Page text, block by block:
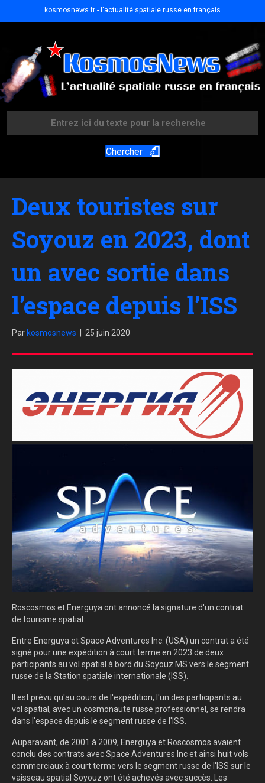
kosmosnews.fr - l'actualité spatiale russe en français
Chercher
Deux touristes sur
Soyouz en 2023, dont
un avec sortie dans
l’espace depuis l’ISS
Par kosmosnews 25 juin 2020
Roscosmos et Energuya ont annoncé la signature d'un contrat
de tourisme spatial:
Entre Energuya et Space Adventures Inc. (USA) un contrat a été
signé pour une expédition à court terme en 2023 de deux
participants au vol spatial à bord du Soyouz MS vers le segment
russe de la Station spatiale internationale (ISS).
Il est prévu qu'au cours de l'expédition, l'un des participants au
vol spatial, avec un cosmonaute russe professionnel, se rendra
dans l'espace depuis le segment russe de l'ISS.
Auparavant, de 2001 à 2009, Energuya et Roscosmos avaient
conclu des contrats avec Space Adventures Inc et ainsi huit vols
commerciaux à court terme vers le segment russe de l'ISS sur le
vaisseau spatial Soyouz ont été achevés avec succès. Les